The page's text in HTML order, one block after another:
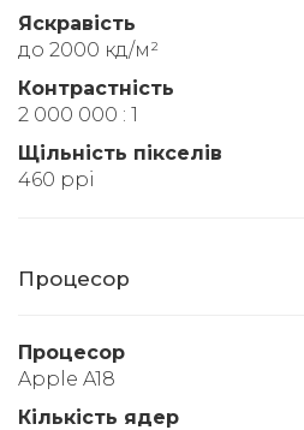
Яскравість
до 2000 кд/м²
Контрастність
2 000 000 : 1
Щільність пікселів
460 ppi
Процесор
Процесор
Apple A18
Кількість ядер